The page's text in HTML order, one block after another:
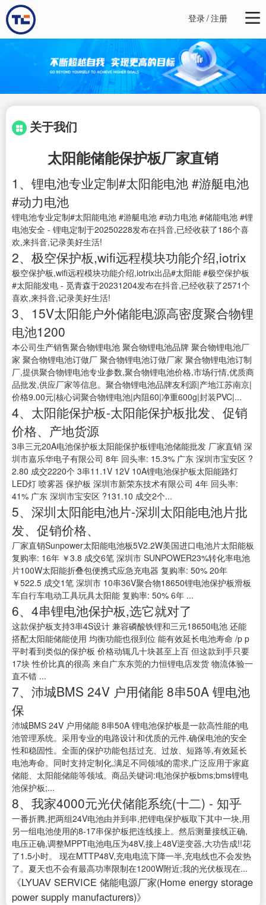
登录/注册
关于我们
太阳能储能保护板厂家直销
1、锂电池专业定制#太阳能电池 #游艇电池
#动力电池
锂电池专业定制#太阳能电池 #游艇电池 #动力电池 #储能电池 #锂
电池安全 - 锂电定制于20250228发布在抖音,已经收获了186个喜
欢,来抖音,记录美好生活!
2、极空保护板,wifi远程模块功能介绍,iotrix
极空保护板,wifi远程模块功能介绍,iotrix出品#太阳能 #极空保护板
#太阳能发电 - 觅青森于20231204发布在抖音,已经收获了2571个
喜欢,来抖音,记录美好生活!
3、15V太阳能户外储能电源高密度聚合物锂
电池1200
本公司生产销售聚合物锂电池 聚合物锂电池品牌 聚合物锂电池厂
家 聚合物锂电池订做厂 聚合物锂电池订做厂家 聚合物锂电池订制
厂,提供聚合物锂电池专业参数,聚合物锂电池价格,市场行情,优质商
品批发,供应厂家等信息。聚合物锂电池品牌友利源|产地江苏南京|
价格9.00元|核心词聚合物锂电池|内阻60|净重600g|封装PVC|...
4、太阳能保护板-太阳能保护板批发、促销
价格、产地货源
3串三元20A电池保护板太阳能保护板锂电池储能批发 厂家直销 深
圳市嘉乐华电子有限公司 8年 回头率: 15.3% 广东 深圳市宝安区 ?
2.80 成交2220个 3串11.1V 12V 10A锂电池保护板太阳能路灯
LED灯 喷雾器 保护板 深圳市新荣东技术有限公司 4年 回头率:
41% 广东 深圳市宝安区 ?131.10 成交2个...
5、深圳太阳能电池片-深圳太阳能电池片批
发、促销价格、
厂家直销Sunpower太阳能电池板5V2.2W美国进口电池片太阳能板
复购率: 16年 ￥3.8 成交6笔 深圳市 SUNPOWER23%转化率电池
片100W太阳能折叠包便携式应急充电器 复购率: 50% 20年
￥522.5 成交1笔 深圳市 10串36V聚合物18650锂电池保护板滑板
车自行车电动工具玩具太阳能 复购率: 50% 6年 ...
6、4串锂电池保护板,选它就对了
这款保护板支持3串4S设计 兼容磷酸铁锂和三元18650电池 还能
搭配太阳能储能使用 均衡功能也很到位 能有效延长电池寿命 /p p
平时看到类似的保护板 价格动辄几十块甚至上百 但这款到手只要
17块 性价比真的很高 来自广东东莞的力恒锂电店发货 物流体验一
直不错 ...
7、沛城BMS 24V 户用储能 8串50A 锂电池
保
沛城BMS 24V 户用储能 8串50A 锂电池保护板是一款高性能的电
池管理系统。采用专业的电路设计和优质的元件,确保电池的安全
性和稳固性。全面的保护功能包括过充、过放、短路等,有效延长
电池寿命。同时支持定制化,满足不同领域的需求,广泛应用于家庭
储能、太阳能储能等领域。商品关键词:电池保护板bms;bms锂电
池保护板;...
8、我家4000元光伏储能系统(十二) - 知乎
一番折腾,把两组24V电池由并到串,把锂电保护板取下其中一块,用
另一组电池使用的8-17串保护板把连线接上。然后测量接线正确,
电压正确,调整MPPT电池电压为48V,接上48V逆变器,大功告成!!花
了1.5小时。 现在MTTP48V,充电电流下降一半,充电线也不会发热
了。夏天也不会有最高功率限制在1200W附近;我的光伏板现在...
《LYUAV SERVICE 储能电源厂家(Home energy storage
power supply manufacturers)》